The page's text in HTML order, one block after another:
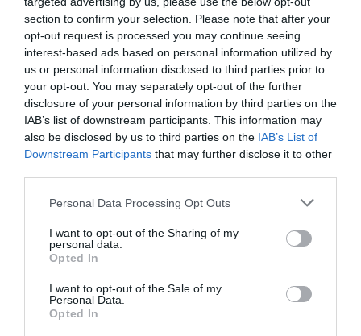
section to confirm your selection. Please note that after your
opt-out request is processed you may continue seeing
interest-based ads based on personal information utilized by
us or personal information disclosed to third parties prior to
your opt-out. You may separately opt-out of the further
disclosure of your personal information by third parties on the
IAB’s list of downstream participants. This information may
also be disclosed by us to third parties on the IAB’s List of
Downstream Participants that may further disclose it to other
Please note that this website/app uses one or more Google
not limited to your visit or usage behaviour. You may click to
grant or deny consent to Google and its third-party tags to
use your data for below specified purposes in below Google
consent section.
Personal Data Processing Opt Outs
I want to opt-out of the Sharing of my
personal data.
Opted In
I want to opt-out of the Sale of my
Personal Data.
Opted In
alakjával villogott, míg az amerikaifoci-legenda, Tom
Brady kínosan ügyelt rá, nehogy összefusson volt
barátnőjével, Brooks Na­derrel, aki szintén a meghívottak
között volt. Az 50 éves Leonardo DiCaprio – mintha
szégyellte volna, hogy hova keveredett – egész hétvégén
fekete sapkával takarta el az arcát, miközben 27 éves,
gyönyörű barátnője, Vittoria Ceretti ragyogott az oldalán.
Az esküvő jó alkalom volt a realitycsalád, a Kardashianok
számára egy nagy, közös felvonulásra. A nővérek: Kim,
Khloé, Kendall és Kylie szokásukhoz híven rengeteget
pózoltak az olasz várost díszletként használva az újabb
szelfiposztokhoz. Nem mellesleg rengeteg pénzt
hagytak a város boltjaiban, mivel ott ünnepelték ­Khloé 41.
születésnapját.
Bezos meghívta techmilliárdos kollégáit is. Bill Gates – a
rövidnadrágban érkezett Velencébe a 62 éves
barátnőjével, Paula Hurddal, de az esküvőre már elegáns